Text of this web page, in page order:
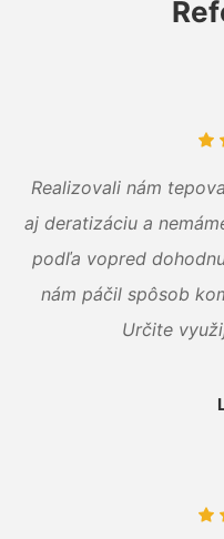
Realizovali nám
aj deratizáciu a
podľa vopred
nám páčil spôsob
Určite